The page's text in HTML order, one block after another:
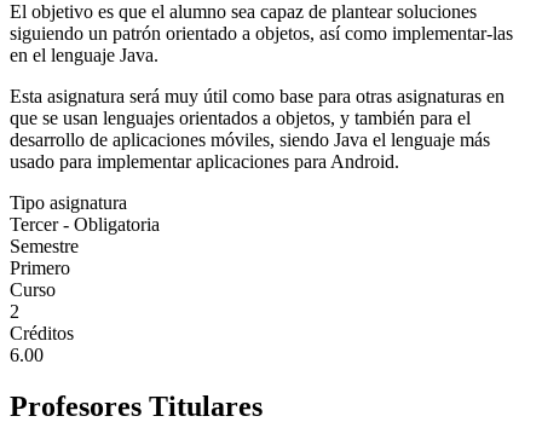
El objetivo es que el alumno sea capaz de plantear soluciones
siguiendo un patrón orientado a objetos, así como implementar-las
en el lenguaje Java.
Esta asignatura será muy útil como base para otras asignaturas en
que se usan lenguajes orientados a objetos, y también para el
desarrollo de aplicaciones móviles, siendo Java el lenguaje más
usado para implementar aplicaciones para Android.
Tipo asignatura
Tercer - Obligatoria
Semestre
Primero
Curso
2
Créditos
6.00
Profesores Titulares